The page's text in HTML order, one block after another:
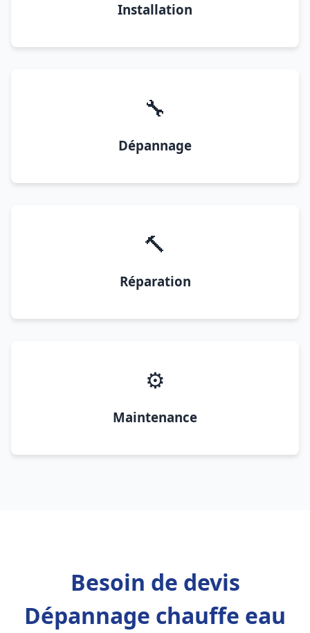
Installation
🔧
Dépannage
🔨
Réparation
⚙️
Maintenance
Besoin de devis
Dépannage chauffe eau